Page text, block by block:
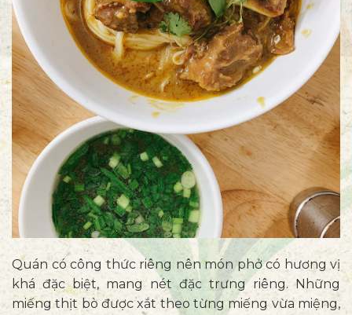
Quán có công thức riêng nên món phở có hương vị
khá đặc biệt, mang nét đặc trưng riêng. Những
miếng thịt bò được xắt theo từng miếng vừa miệng,